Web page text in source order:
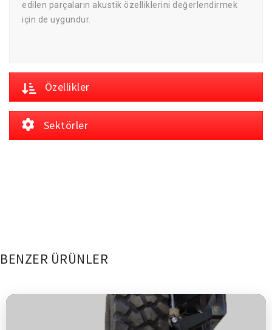
edilen parçaların akustik özelliklerini değerlendirmek
için de uygundur.
Özellikler
Sektörler
BENZER ÜRÜNLER